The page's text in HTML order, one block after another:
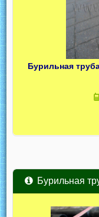
Бурильная
Бурильная